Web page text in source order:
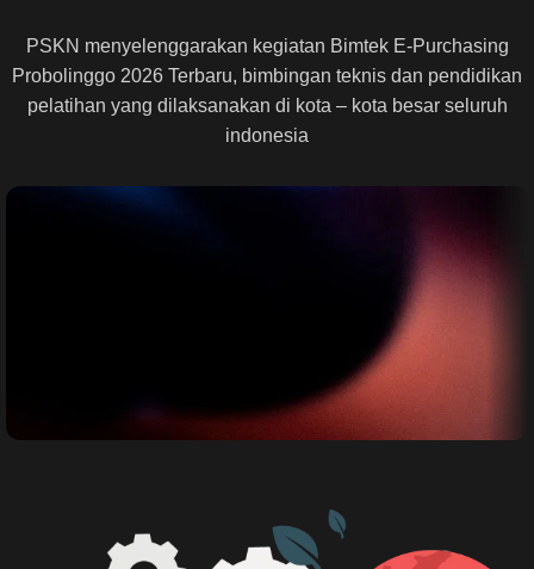
PSKN menyelenggarakan kegiatan Bimtek E-Purchasing
Probolinggo 2026 Terbaru, bimbingan teknis dan pendidikan
pelatihan yang dilaksanakan di kota – kota besar seluruh
indonesia
Bimbingan Teknis bagi para Pemerintah
Daerah maupun umum diseluruh